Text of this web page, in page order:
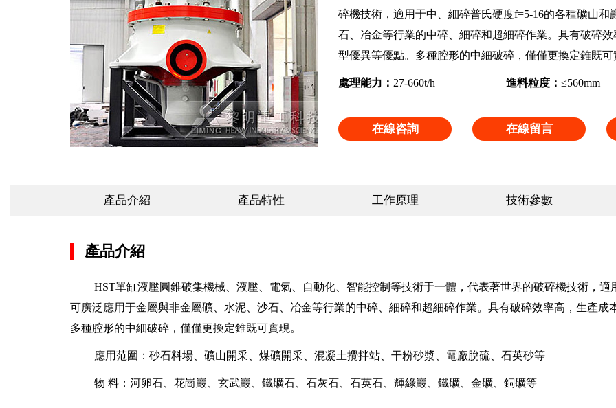
碎機技術，適用于中、細碎普氏硬度f=5-16的各種礦山
石、冶金等行業的中碎、細碎和超細碎作業。具有破碎
型優異等優點。多種腔形的中細破碎，僅僅更換定錐既可
處理能力： 27-660t/h 進料粒度： ≤560mm
在線咨詢 在線留言
產品介紹 產品特性 工作原理 技術參數
產品介紹
HST單缸液壓圓錐破集機械、液壓、電氣、自動化、智能控制等技術于一體，代表著世界的破碎機技術，
可廣泛應用于金屬與非金屬礦、水泥、沙石、冶金等行業的中碎、細碎和超細碎作業。具有破碎效率高，生產
多種腔形的中細破碎，僅僅更換定錐既可實現。
應用范圍：砂石料場、礦山開采、煤礦開采、混凝土攪拌站、干粉砂漿、電廠脫硫、石英砂等
物 料：河卵石、花崗巖、玄武巖、鐵礦石、石灰石、石英石、輝綠巖、鐵礦、金礦、銅礦等